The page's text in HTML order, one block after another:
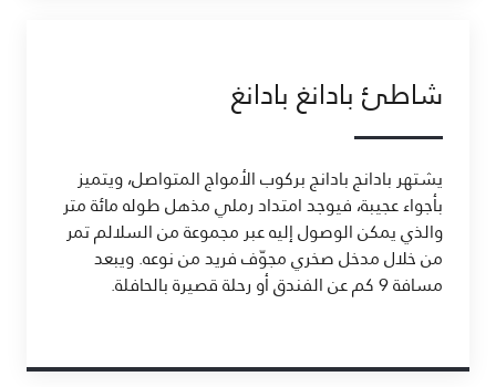
شاطئ بادانغ بادانغ
يشتهر بادانج بادانج بركوب الأمواج المتواصل، ويتميز
بأجواء عجيبة، فيوجد امتداد رملي مذهل طوله مائة متر
والذي يمكن الوصول إليه عبر مجموعة من السلالم تمر
من خلال مدخل صخري مجوّف فريد من نوعه. ويبعد
مسافة 9 كم عن الفندق أو رحلة قصيرة بالحافلة.